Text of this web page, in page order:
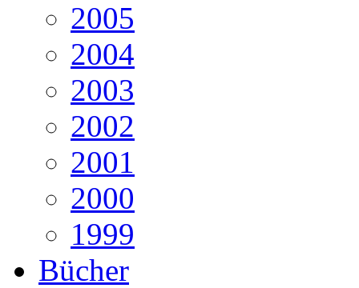
2005
2004
2003
2002
2001
2000
1999
Bücher